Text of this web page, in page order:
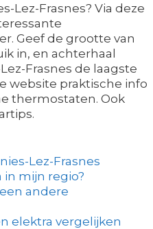
Lez-Frasnes? Via deze
Geef de grootte van
in, en achterhaal
Frasnes de laagste
website praktische info
thermostaten. Ook
Lez-Frasnes
in mijn regio?
andere
elektra vergelijken